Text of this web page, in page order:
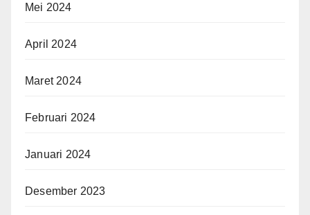
Mei 2024
April 2024
Maret 2024
Februari 2024
Januari 2024
Desember 2023